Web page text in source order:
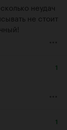
неудач
не стоит
1
1